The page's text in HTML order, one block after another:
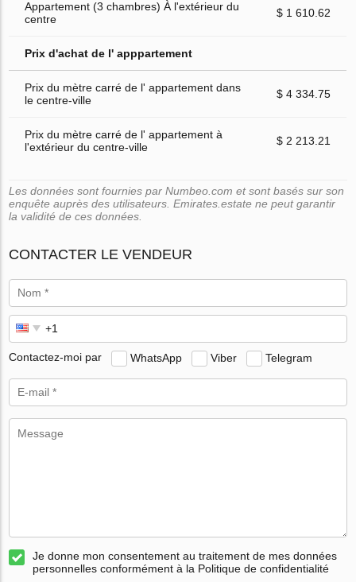
Appartement (3 chambres) À l'extérieur du
centre
$ 1 610.62
Prix d'achat de l' apppartement
Prix du mètre carré de l' appartement dans
le centre-ville
$ 4 334.75
Prix du mètre carré de l' appartement à
l'extérieur du centre-ville
$ 2 213.21
Les données sont fournies par Numbeo.com et sont basés sur son
enquête auprès des utilisateurs. Emirates.estate ne peut garantir
la validité de ces données.
CONTACTER LE VENDEUR
Contactez-moi par WhatsApp Viber Telegram
Je donne mon consentement au traitement de mes données
personnelles conformément à la Politique de confidentialité